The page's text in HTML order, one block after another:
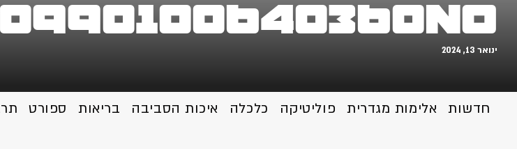
ינואר 13, 2024
חדשות אלימות מגדרית פוליטיקה כלכלה איכות הסביבה בריאות ספורט